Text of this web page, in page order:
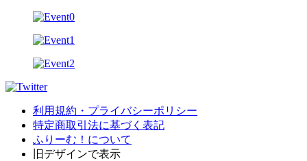
利用規約・プライバシーポリシー
特定商取引法に基づく表記
ふりーむ！について
旧デザインで表示